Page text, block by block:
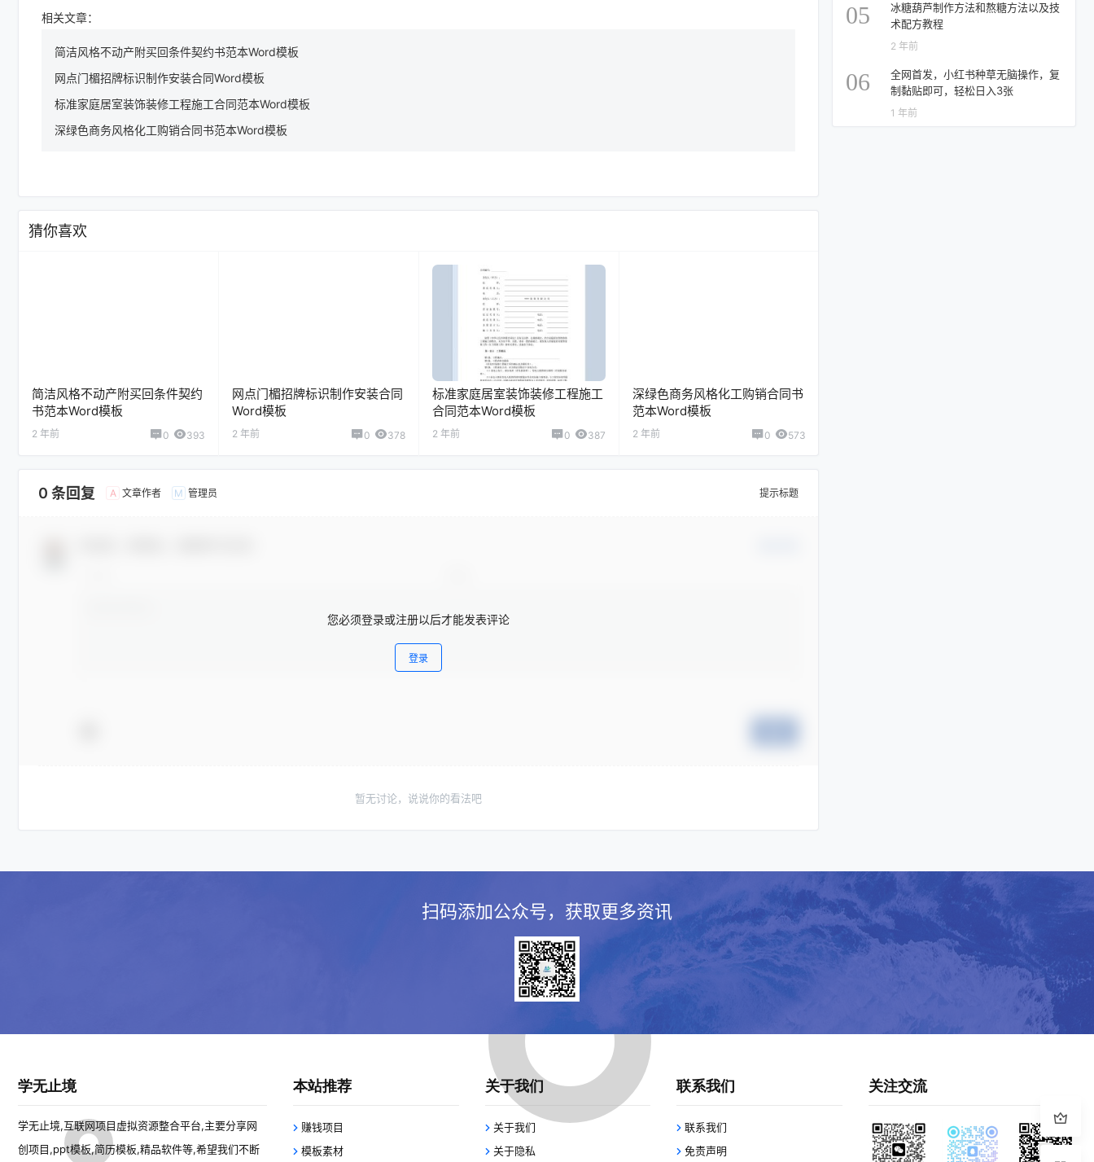
相关文章：
简洁风格不动产附买回条件契约书范本Word模板
网点门楣招牌标识制作安装合同Word模板
标准家庭居室装饰装修工程施工合同范本Word模板
深绿色商务风格化工购销合同书范本Word模板
猜你喜欢
简洁风格不动产附买回条件契约
书范本Word模板
2 年前 0 393
网点门楣招牌标识制作安装合同
Word模板
2 年前 0 378
标准家庭居室装饰装修工程施工
合同范本Word模板
2 年前 0 387
深绿色商务风格化工购销合同书
范本Word模板
2 年前 0 573
0 条回复 A 文章作者 M 管理员 提示标题
您必须登录或注册以后才能发表评论
登录
暂无讨论，说说你的看法吧
05
冰糖葫芦制作方法和熬糖方法以及技
术配方教程
2 年前
06
全网首发，小红书种草无脑操作，复
制黏贴即可，轻松日入3张
1 年前
扫码添加公众号，获取更多资讯
学无止境
学无止境,互联网项目虚拟资源整合平台,主要分享网
创项目,ppt模板,简历模板,精品软件等,希望我们不断
本站推荐
赚钱项目
模板素材
关于我们
关于我们
关于隐私
联系我们
联系我们
免责声明
关注交流